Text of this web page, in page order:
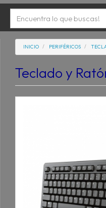
INICIO PERIFÉRICOS
Teclado y